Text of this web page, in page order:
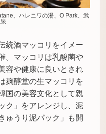
、ハレニワの湯、O Park、武
統酒マッコリをイメー
。マッコリは乳酸菌や
容や健康に良いとされ
麹醇堂の生マッコリを
国の美容文化として親
ク」をアレンジし、泥
ゅうり泥パック」も開